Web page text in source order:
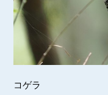
コゲラ